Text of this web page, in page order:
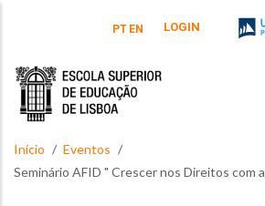
PT EN LOGIN
Início
Eventos
Seminário AFID " Crescer nos Direitos com a